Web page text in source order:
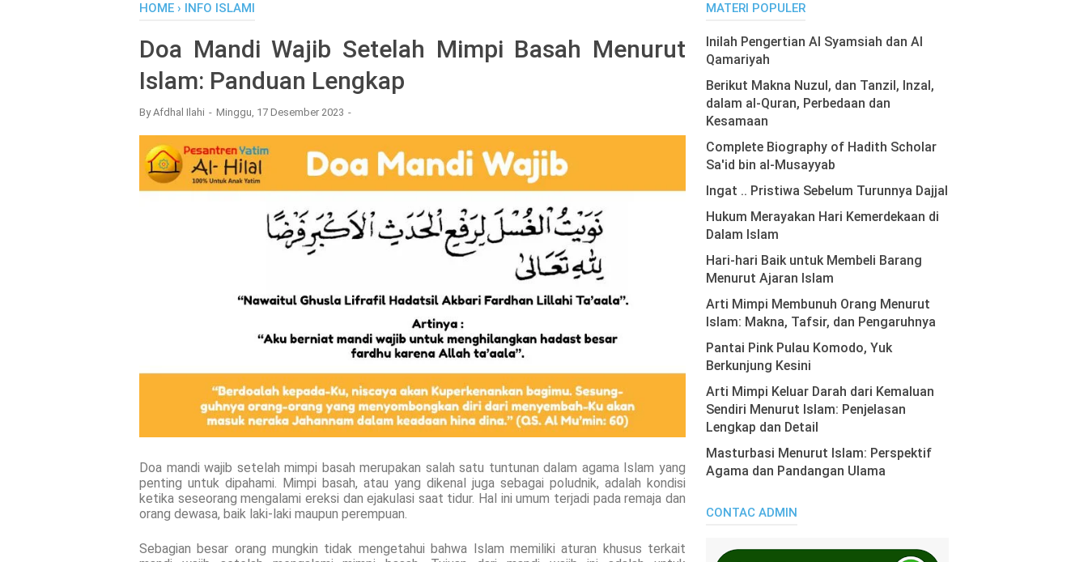
HOME › INFO ISLAMI
Doa Mandi Wajib Setelah Mimpi Basah Menurut
Islam: Panduan Lengkap
ByAfdhal Ilahi Minggu, 17 Desember 2023
Doa mandi wajib setelah mimpi basah merupakan salah satu tuntunan dalam agama Islam yang
penting untuk dipahami. Mimpi basah, atau yang dikenal juga sebagai poludnik, adalah kondisi
ketika seseorang mengalami ereksi dan ejakulasi saat tidur. Hal ini umum terjadi pada remaja dan
orang dewasa, baik laki-laki maupun perempuan.
Sebagian besar orang mungkin tidak mengetahui bahwa Islam memiliki aturan khusus terkait
MATERI POPULER
Inilah Pengertian Al Syamsiah dan Al
Qamariyah
Berikut Makna Nuzul, dan Tanzil, Inzal,
dalam al-Quran, Perbedaan dan
Kesamaan
Complete Biography of Hadith Scholar
Sa'id bin al-Musayyab
Ingat .. Pristiwa Sebelum Turunnya Dajjal
Hukum Merayakan Hari Kemerdekaan di
Dalam Islam
Hari-hari Baik untuk Membeli Barang
Menurut Ajaran Islam
Arti Mimpi Membunuh Orang Menurut
Islam: Makna, Tafsir, dan Pengaruhnya
Pantai Pink Pulau Komodo, Yuk
Berkunjung Kesini
Arti Mimpi Keluar Darah dari Kemaluan
Sendiri Menurut Islam: Penjelasan
Lengkap dan Detail
Masturbasi Menurut Islam: Perspektif
Agama dan Pandangan Ulama
CONTAC ADMIN